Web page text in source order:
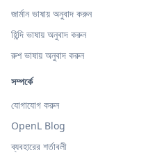
জার্মান ভাষায় অনুবাদ করুন
হিন্দি ভাষায় অনুবাদ করুন
রুশ ভাষায় অনুবাদ করুন
সম্পর্কে
যোগাযোগ করুন
OpenL Blog
ব্যবহারের শর্তাবলী